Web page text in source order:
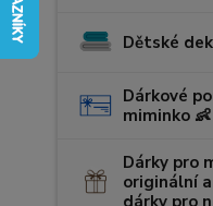
Dětské
Dárkové
miminko 👶
Dárky pro
originální
dárky pro